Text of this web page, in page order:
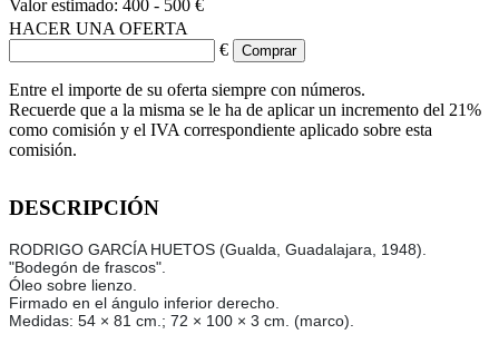
Valor estimado: 400 - 500 €
HACER UNA OFERTA
€
Entre el importe de su oferta siempre con números.
Recuerde que a la misma se le ha de aplicar un incremento del 21%
como comisión y el IVA correspondiente aplicado sobre esta
comisión.
DESCRIPCIÓN
RODRIGO GARCÍA HUETOS (Gualda, Guadalajara, 1948).
"Bodegón de frascos".
Óleo sobre lienzo.
Firmado en el ángulo inferior derecho.
Medidas: 54 × 81 cm.; 72 × 100 × 3 cm. (marco).